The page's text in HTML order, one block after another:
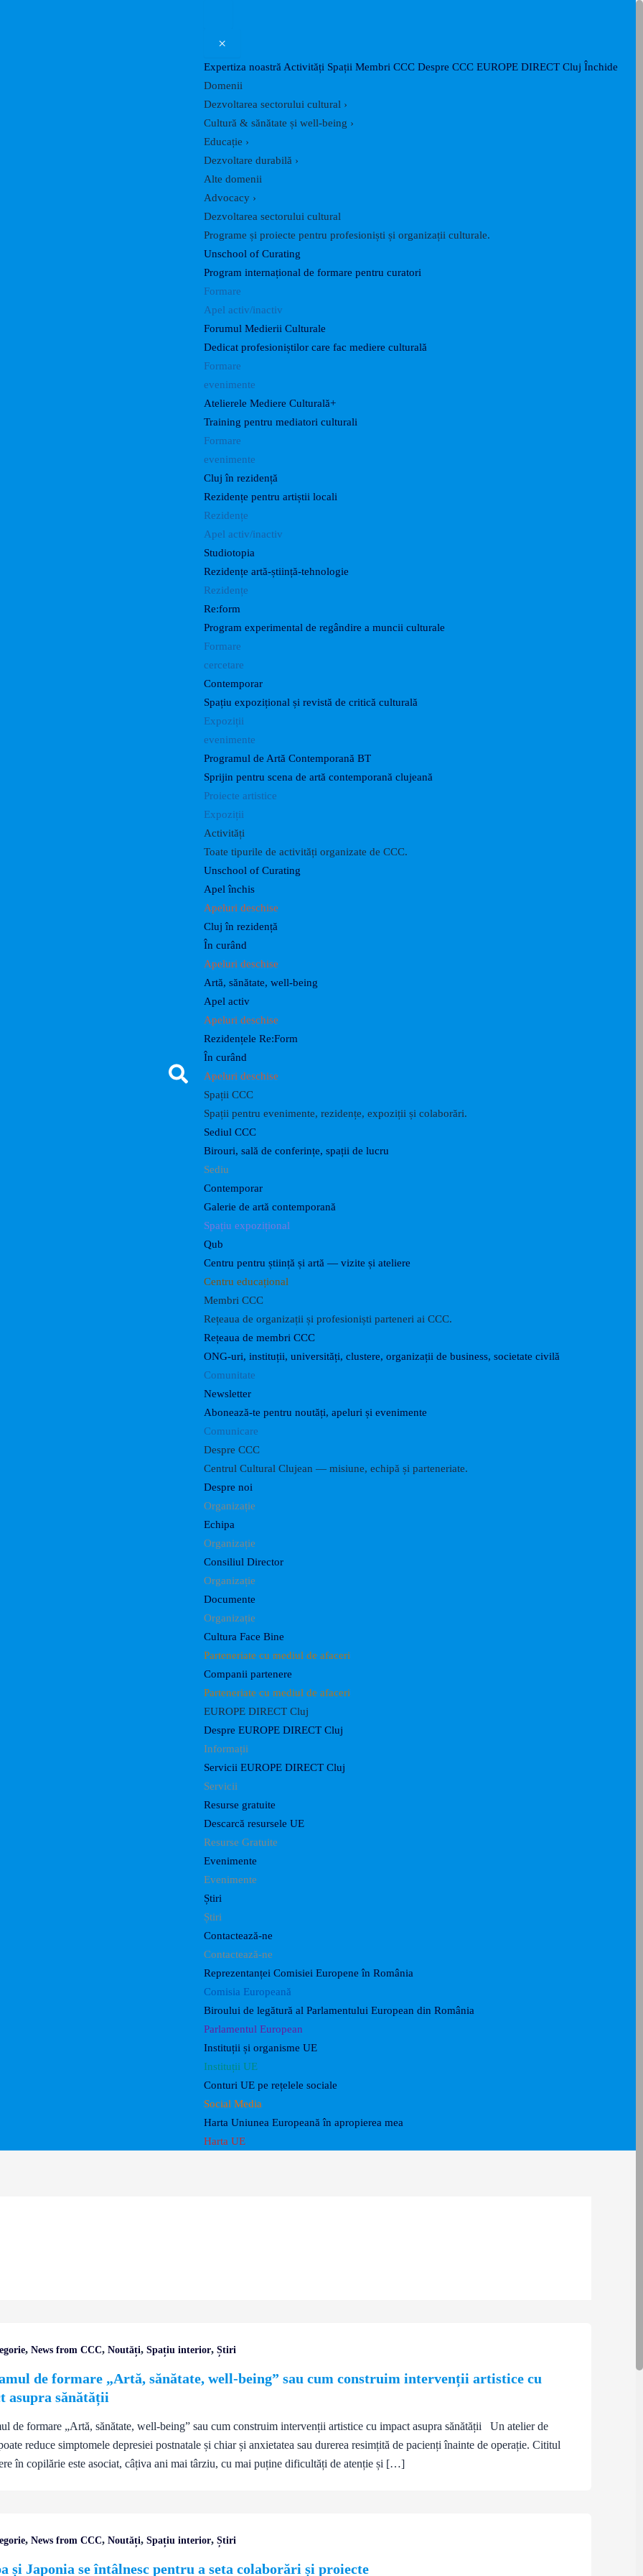
×
Expertiza noastră Activități Spații Membri CCC Despre CCC EUROPE DIRECT Cluj Închide
Domenii
Dezvoltarea sectorului cultural ›
Cultură & sănătate și well-being ›
Educație ›
Dezvoltare durabilă ›
Alte domenii
Advocacy ›
Dezvoltarea sectorului cultural
Programe și proiecte pentru profesioniști și organizații culturale.
Unschool of Curating
Program internațional de formare pentru curatori
Formare
Apel activ/inactiv
Forumul Medierii Culturale
Dedicat profesioniștilor care fac mediere culturală
Formare
evenimente
Atelierele Mediere Culturală+
Training pentru mediatori culturali
Formare
evenimente
Cluj în rezidență
Rezidențe pentru artiștii locali
Rezidențe
Apel activ/inactiv
Studiotopia
Rezidențe artă-știință-tehnologie
Rezidențe
Re:form
Program experimental de regândire a muncii culturale
Formare
cercetare
Contemporar
Spațiu expozițional și revistă de critică culturală
Expoziții
evenimente
Programul de Artă Contemporană BT
Sprijin pentru scena de artă contemporană clujeană
Proiecte artistice
Expoziții
Activități
Toate tipurile de activități organizate de CCC.
Unschool of Curating
Apel închis
Apeluri deschise
Cluj în rezidență
În curând
Apeluri deschise
Artă, sănătate, well-being
Apel activ
Apeluri deschise
Rezidențele Re:Form
În curând
Apeluri deschise
Spații CCC
Spații pentru evenimente, rezidențe, expoziții și colaborări.
Sediul CCC
Birouri, sală de conferințe, spații de lucru
Sediu
Contemporar
Galerie de artă contemporană
Spațiu expozițional
Qub
Centru pentru știință și artă — vizite și ateliere
Centru educațional
Membri CCC
Rețeaua de organizații și profesioniști parteneri ai CCC.
Rețeaua de membri CCC
ONG-uri, instituții, universități, clustere, organizații de business, societate civilă
Comunitate
Newsletter
Abonează-te pentru noutăți, apeluri și evenimente
Comunicare
Despre CCC
Centrul Cultural Clujean — misiune, echipă și parteneriate.
Despre noi
Organizație
Echipa
Organizație
Consiliul Director
Organizație
Documente
Organizație
Cultura Face Bine
Parteneriate cu mediul de afaceri
Companii partenere
Parteneriate cu mediul de afaceri
EUROPE DIRECT Cluj
Despre EUROPE DIRECT Cluj
Informații
Servicii EUROPE DIRECT Cluj
Servicii
Resurse gratuite
Descarcă resursele UE
Resurse Gratuite
Evenimente
Evenimente
Știri
Știri
Contactează-ne
Contactează-ne
Reprezentanței Comisiei Europene în România
Comisia Europeană
Biroului de legătură al Parlamentului European din România
Parlamentul European
Instituții și organisme UE
Instituții UE
Conturi UE pe rețelele sociale
Social Media
Harta Uniunea Europeană în apropierea mea
Harta UE
, News from CCC, Noutăți, Spațiu interior, Știri
de formare „Artă, sănătate, well-being” sau cum construim intervenții artistice cu
asupra sănătății
de formare „Artă, sănătate, well-being” sau cum construim intervenții artistice cu impact asupra sănătății Un atelier de
reduce simptomele depresiei postnatale și chiar și anxietatea sau durerea resimțită de pacienți înainte de operație. Cititul
în copilărie este asociat, câțiva ani mai târziu, cu mai puține dificultăți de atenție și […]
, News from CCC, Noutăți, Spațiu interior, Știri
și Japonia se întâlnesc pentru a seta colaborări și proiecte